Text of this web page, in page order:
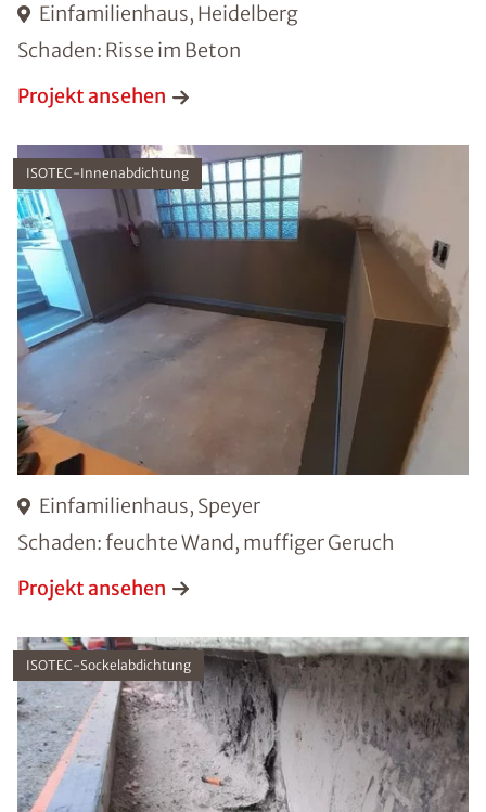
Einfamilienhaus, Heidelberg
Schaden: Risse im Beton
Projekt ansehen
Einfamilienhaus, Speyer
Schaden: feuchte Wand, muffiger Geruch
ISOTEC-Innenabdichtung
Projekt ansehen
ISOTEC-Sockelabdichtung